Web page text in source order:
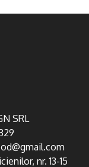
SRL
nr. 13-15